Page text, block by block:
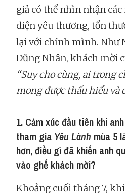
giả có thể nhìn nhận
diện yêu thương, tổn
lại với chính mình. Như
Dũng Nhân, khách mời
“Suy cho cùng, ai trong
mong được thấu hiểu và
1. Cảm xúc đầu tiên khi
tham gia Yêu Lành mùa 5
hơn, điều gì đã khiến anh
vào ghế khách mời?
Khoảng cuối tháng 7,